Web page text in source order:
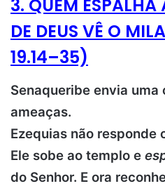
3. QUEM
DE DEUS VÊ O
19.14–35)
Senaqueribe envia
ameaças.
Ezequias não
Ele sobe ao templo e
do Senhor. E ora